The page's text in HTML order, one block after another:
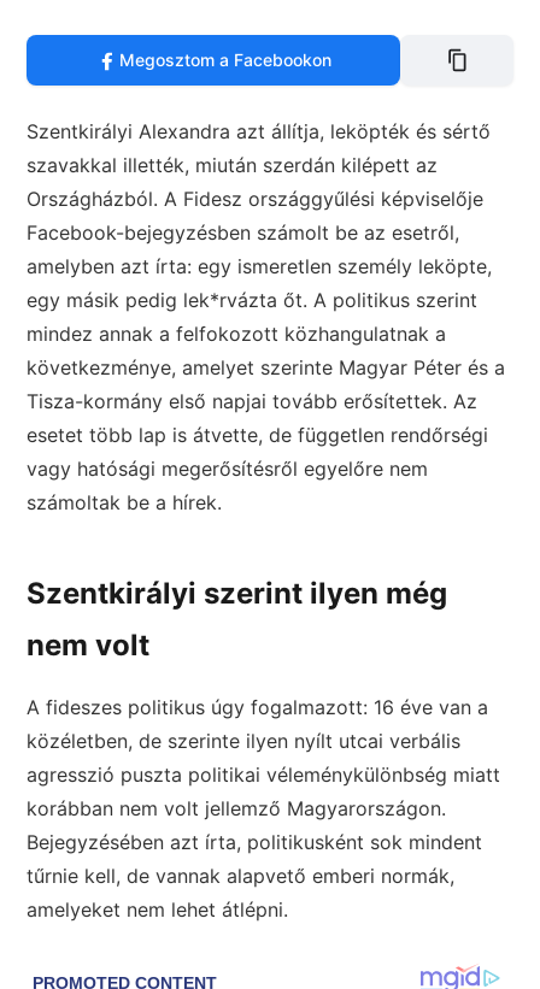
Megosztom a Facebookon
Szentkirályi Alexandra azt állítja, leköpték és sértő
szavakkal illették, miután szerdán kilépett az
Országházból. A Fidesz országgyűlési képviselője
Facebook-bejegyzésben számolt be az esetről,
amelyben azt írta: egy ismeretlen személy leköpte,
egy másik pedig lek*rvázta őt. A politikus szerint
mindez annak a felfokozott közhangulatnak a
következménye, amelyet szerinte Magyar Péter és a
Tisza-kormány első napjai tovább erősítettek. Az
esetet több lap is átvette, de független rendőrségi
vagy hatósági megerősítésről egyelőre nem
számoltak be a hírek.
Szentkirályi szerint ilyen még
nem volt
A fideszes politikus úgy fogalmazott: 16 éve van a
közéletben, de szerinte ilyen nyílt utcai verbális
agresszió puszta politikai véleménykülönbség miatt
korábban nem volt jellemző Magyarországon.
Bejegyzésében azt írta, politikusként sok mindent
tűrnie kell, de vannak alapvető emberi normák,
amelyeket nem lehet átlépni.